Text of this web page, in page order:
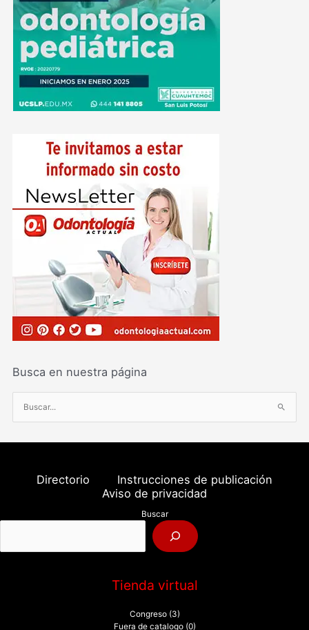
Busca en nuestra página
u
s
o
:
Directorio
Instrucciones de publicación
Aviso de privacidad
Buscar
Tienda virtual
Congreso (3)
Fuera de catalogo (0)